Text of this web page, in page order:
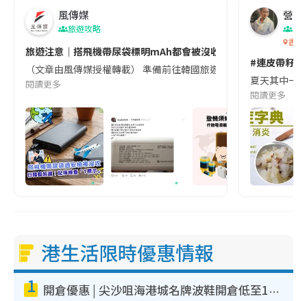
風傳媒
旅遊攻略
旅遊注意｜搭飛機帶尿袋標明mAh都會被沒收😱出發前切記檢查
（文章由風傳媒授權轉載） 準備前往韓國旅遊的民眾，近期要
閱讀更多
營養
香港
#連皮帶籽
夏天其中一
閱讀更多
港生活限時優惠情報
1 開倉優惠 | 尖沙咀海港城名牌波鞋開倉低至1折！On鞋$899起／Joy&Peace鞋履$98起